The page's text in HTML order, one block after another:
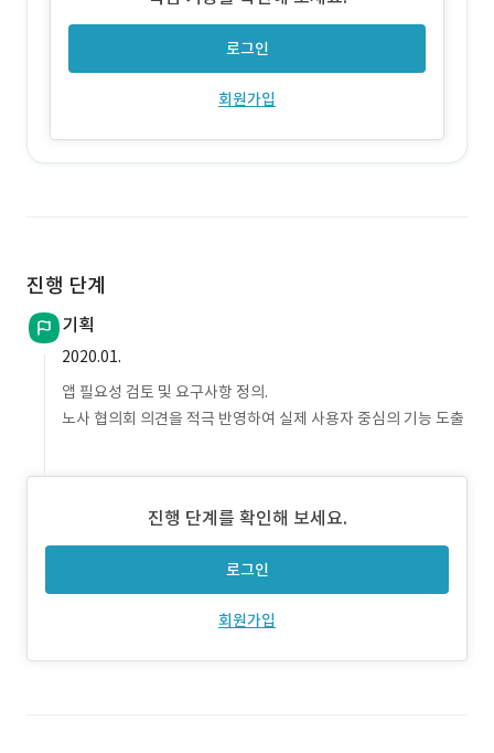
로그인
회원가입
진행 단계
기획
2020.01.
앱 필요성 검토 및 요구사항 정의.
노사 협의회 의견을 적극 반영하여 실제 사용자 중심의 기능 도출
진행 단계를 확인해 보세요.
로그인
회원가입